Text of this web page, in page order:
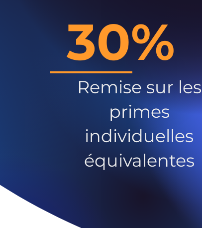
30%
Remise sur les
primes
individuelles
équivalentes